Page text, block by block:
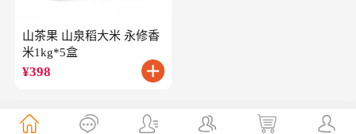
山茶果 山泉稻大米 永修香
米1kg*5盒
¥398